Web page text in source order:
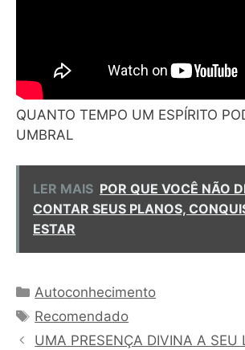
QUANTO TEMPO UM ESPÍRITO
UMBRAL
LER MAIS POR QUE VOCÊ NÃO
CONTAR SEUS PLANOS,
ESTAR
Categorias
Autoconhecimento
Tags
Recomendado
UMA PRESENÇA DIVINA A SEU